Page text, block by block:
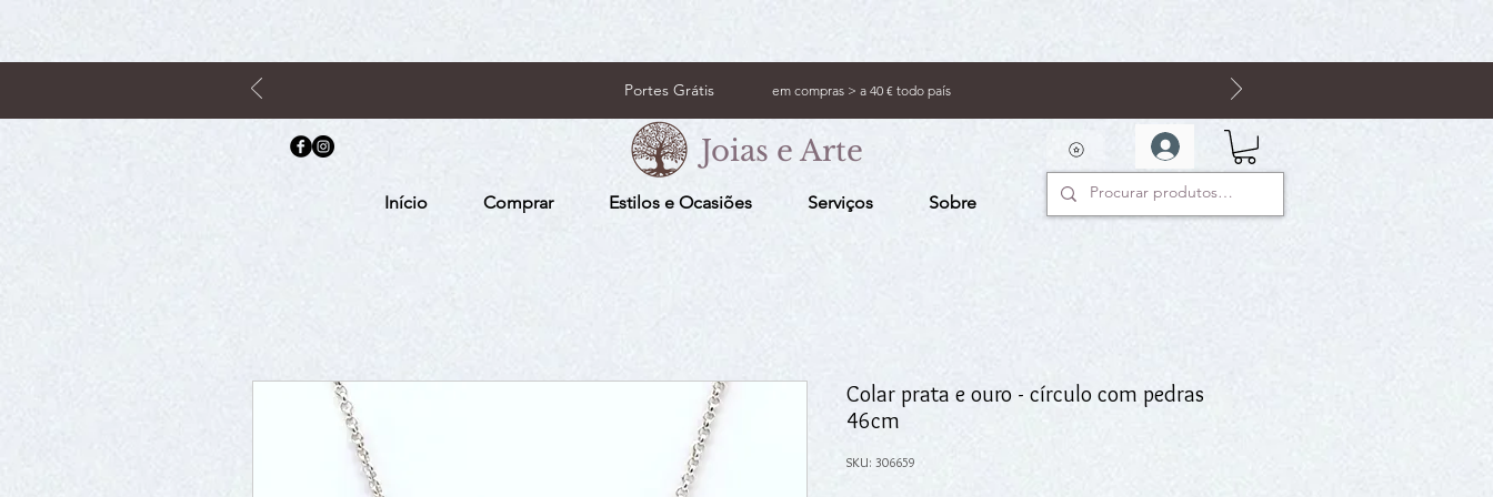
Portes Grátis em compras > a 40 € todo país
Joias e Arte
Início Comprar Estilos e Ocasiões Serviços Sobre
Colar prata e ouro - círculo com pedras
46cm
SKU: 306659